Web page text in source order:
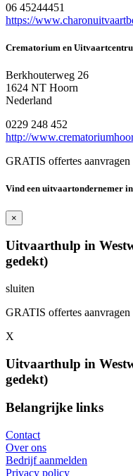
06 45244451
https://
Crematorium en
Berkhouterweg 26
1624 NT Hoorn
Nederland
0229 248 452
http://
GRATIS offertes aanvragen
Vind een uitvaartondernemer
×
Uitvaarthulp in
gedekt)
sluiten
GRATIS offertes aanvragen
X
Uitvaarthulp in
gedekt)
Belangrijke links
Contact
Over ons
Bedrijf aanmelden
Privacy policy